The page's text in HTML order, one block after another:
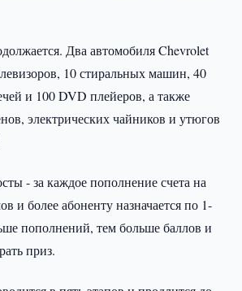
Два автомобиля Chevrolet
10 стиральных машин, 40
и 100 DVD плейеров, а также
электрических чайников и утюгов
- за каждое пополнение счета на
и более абоненту назначается по 1-
пополнений, тем больше баллов и
приз.